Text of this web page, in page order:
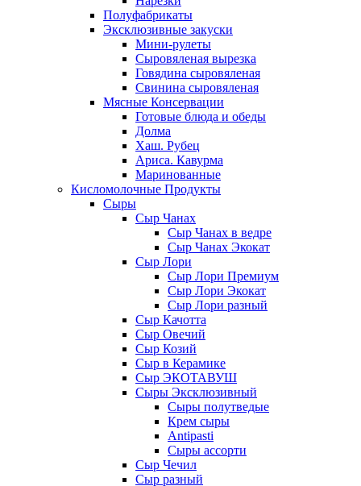
Полуфабрикаты
Эксклюзивные закуски
Мини-рулеты
Сыровяленая вырезка
Говядина сыровяленая
Свинина сыровяленая
Мясные Консервации
Готовые блюда и обеды
Долма
Хаш. Рубец
Ариса. Кавурма
Маринованные
Кисломолочные Продукты
Сыры
Сыр Чанах
Сыр Чанах в ведре
Сыр Чанах Экокат
Сыр Лори
Сыр Лори Премиум
Сыр Лори Экокат
Сыр Лори разный
Сыр Качотта
Сыр Овечий
Сыр Козий
Сыр в Керамике
Сыр ЭКОТАВУШ
Сыры Эксклюзивный
Сыры полутведые
Крем сыры
Antipasti
Сыры ассорти
Сыр Чечил
Сыр разный